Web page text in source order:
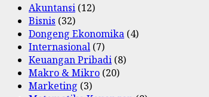
Akuntansi (12)
Bisnis (32)
Dongeng Ekonomika (4)
Internasional (7)
Keuangan Pribadi (8)
Makro & Mikro (20)
Marketing (3)